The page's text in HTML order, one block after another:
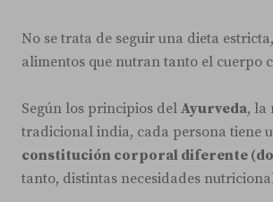
No se trata de seguir una dieta
alimentos que nutran tanto el cuerpo
Según los principios del Ayurveda, la
tradicional india, cada persona tiene
constitución corporal diferente
tanto, distintas necesidades